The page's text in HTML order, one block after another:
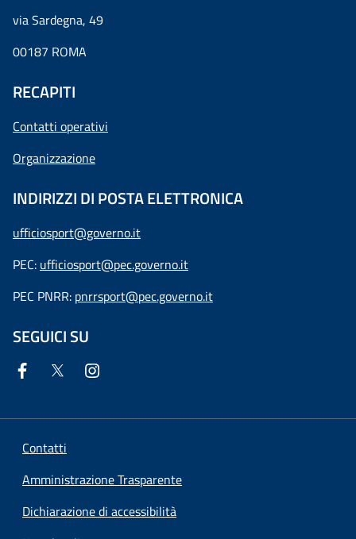
via Sardegna, 49
00187 ROMA
RECAPITI
Contatti operativi
Organizzazione
INDIRIZZI DI POSTA ELETTRONICA
ufficiosport@governo.it
PEC: ufficiosport@pec.governo.it
PEC PNRR: pnrrsport@pec.governo.it
SEGUICI SU
Contatti
Amministrazione Trasparente
Dichiarazione di accessibilità